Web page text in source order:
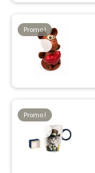
Promo !
-10%
Promo !